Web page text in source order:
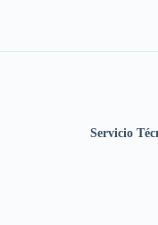
Servicio